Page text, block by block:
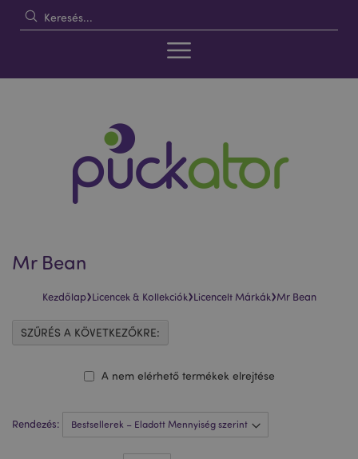
Mr Bean
Kezdőlap›Licencek & Kollekciók›Licencelt Márkák›Mr Bean
Rendezés:
A nem elérhető termékek elrejtése
SZŰRÉS A KÖVETKEZŐKRE: